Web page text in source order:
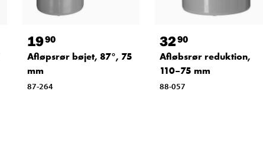
1990
Afløpsrør bøjet, 87°, 75
mm
87-264
3290
Afløbsrør reduktion,
110–75 mm
88-057